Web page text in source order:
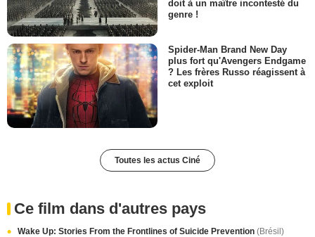
doit à un maître incontesté du
genre !
Spider-Man Brand New Day
plus fort qu'Avengers Endgame
? Les frères Russo réagissent à
cet exploit
Toutes les actus Ciné
Ce film dans d'autres pays
Wake Up: Stories From the Frontlines of Suicide Prevention (Brésil)